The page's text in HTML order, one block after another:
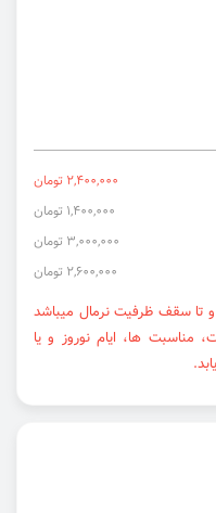
2,400,000 تومان
1,400,000 تومان
3,000,000 تومان
2,600,000 تومان
تا سقف ظرفیت نرمال میباشد
مناسبت ها، ایام نوروز و یا